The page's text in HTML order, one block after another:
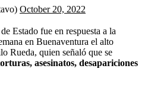
October 20, 2022
Estado fue en respuesta a la
en Buenaventura el alto
Rueda, quien señaló que se
asesinatos, desapariciones